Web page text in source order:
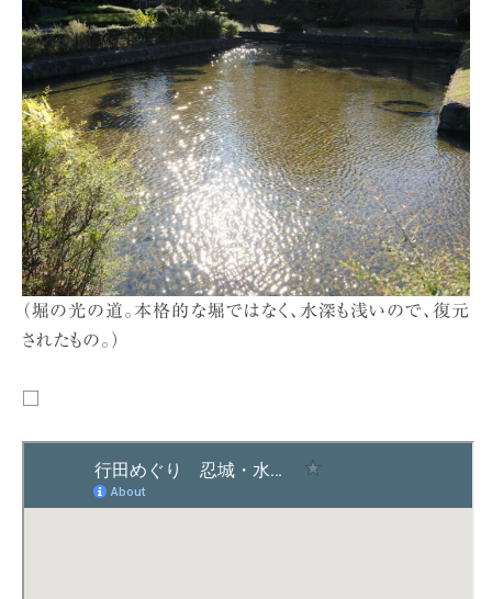
（堀の光の道。本格的な堀ではなく、水深も浅いので、復元
されたもの。）